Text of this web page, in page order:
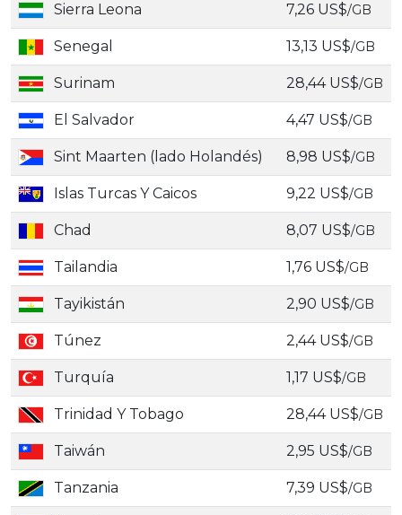
Sierra Leona 7,26 US$/GB
Senegal 13,13 US$/GB
Surinam 28,44 US$/GB
El Salvador 4,47 US$/GB
Sint Maarten (lado Holandés) 8,98 US$/GB
Islas Turcas Y Caicos 9,22 US$/GB
Chad 8,07 US$/GB
Tailandia 1,76 US$/GB
Tayikistán 2,90 US$/GB
Túnez 2,44 US$/GB
Turquía 1,17 US$/GB
Trinidad Y Tobago 28,44 US$/GB
Taiwán 2,95 US$/GB
Tanzania 7,39 US$/GB